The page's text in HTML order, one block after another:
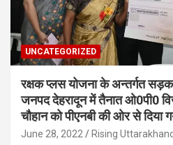
UNCATEGORIZED
रक्षक प्लस योजना के अन्तर्गत सड़क
जनपद देहरादून में तैनात ओ0पी0
चौहान को पीएनबी की ओर से
June 28, 2022 Rising